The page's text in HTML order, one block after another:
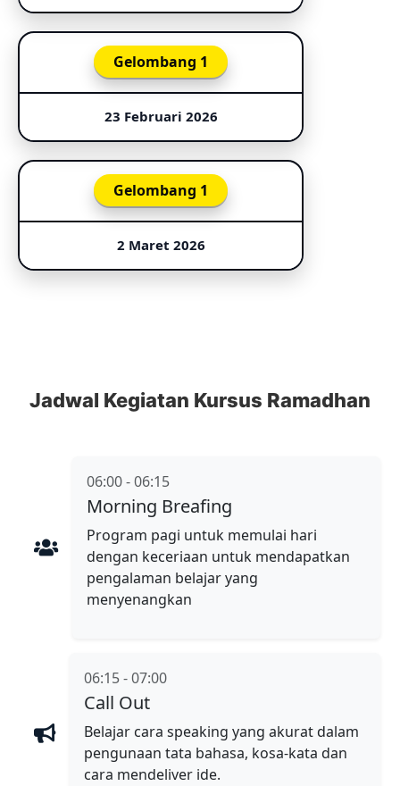
Gelombang 1
23 Februari 2026
Gelombang 1
2 Maret 2026
Jadwal Kegiatan Kursus Ramadhan
06:00 - 06:15
Morning Breafing
Program pagi untuk memulai hari
dengan keceriaan untuk mendapatkan
pengalaman belajar yang
menyenangkan
06:15 - 07:00
Call Out
Belajar cara speaking yang akurat dalam
pengunaan tata bahasa, kosa-kata dan
cara mendeliver ide.